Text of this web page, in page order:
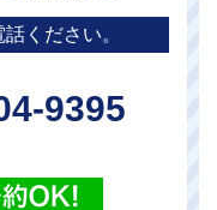
ください。
9395